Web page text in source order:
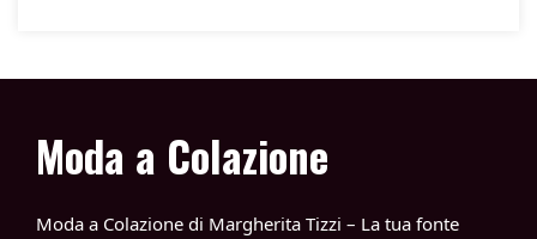
Moda a Colazione
Moda a Colazione di Margherita Tizzi – La tua fonte